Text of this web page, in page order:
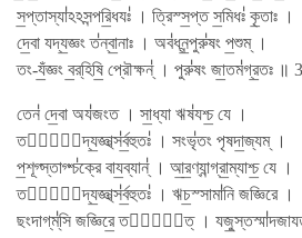
স॒প্তাস্যা॑ঽঽসন্পরি॒ধযঃ॑ । ত্রিস্স॒প্ত স॒মিধঃ॑ কৃ॒তাঃ ।
দে॒বা যদ্য॒জ্ঞং ত॑ন্বা॒নাঃ । অব॑ধ্ন॒ন্পুরু॑ষং প॒শুম্ ।
তং-যঁ॒জ্ঞং ব॒র্​হিষি॒ প্রৌক্ষন্॑ । পুরু॑ষং জা॒তম॑গ্র॒তঃ ॥
তেন॑ দে॒বা অয॑জংত । সা॒ধ্যা ঋষ॑যশ্চ॒ যে ।
তস্মা᳚দ্য॒জ্ঞাথ্স॑র্ব॒হুতঃ॑ । সংভৃ॑তং পৃষদা॒জ্যম্ ।
প॒শূগ্‍স্তাগ্‍শ্চ॑ক্রে বায॒ব্যান্॑ । আ॒র॒ণ্যান্গ্রা॒ম্যাশ্চ॒ যে ।
তস্মা᳚দ্য॒জ্ঞাথ্স॑র্ব॒হুতঃ॑ । ঋচ॒স্সামা॑নি জজ্ঞিরে ।
ছংদাগ্​ম্॑সি জজ্ঞিরে॒ তস্মা᳚ত্ ।